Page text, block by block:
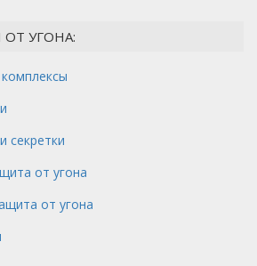
УГОНА:
секретки
от угона
от угона